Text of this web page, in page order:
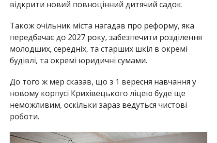
відкрити новий повноцінний дитячий садок.
Також очільник міста нагадав про реформу, яка
передбачає до 2027 року, забезпечити розділення
молодших, середніх, та старших шкіл в окремі
будівлі, та окремі юридичні сумами.
До того ж мер сказав, що з 1 вересня навчання у
новому корпусі Крихівецького ліцею буде ще
неможливим, оскільки зараз ведуться чистові
роботи.